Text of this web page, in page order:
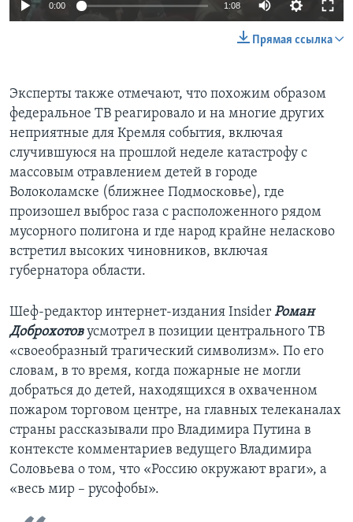
0:00 1:08
Прямая ссылка
Эксперты также отмечают, что похожим образом
федеральное ТВ реагировало и на многие других
неприятные для Кремля события, включая
случившуюся на прошлой неделе катастрофу с
массовым отравлением детей в городе
Волоколамске (ближнее Подмосковье), где
произошел выброс газа с расположенного рядом
мусорного полигона и где народ крайне неласково
встретил высоких чиновников, включая
губернатора области.
Шеф-редактор интернет-издания Insider Роман
Доброхотовусмотрел в позиции центрального ТВ
«своеобразный трагический символизм». По его
словам, в то время, когда пожарные не могли
добраться до детей, находящихся в охваченном
пожаром торговом центре, на главных телеканалах
страны рассказывали про Владимира Путина в
контексте комментариев ведущего Владимира
Соловьева о том, что «Россию окружают враги», а
«весь мир – русофобы».